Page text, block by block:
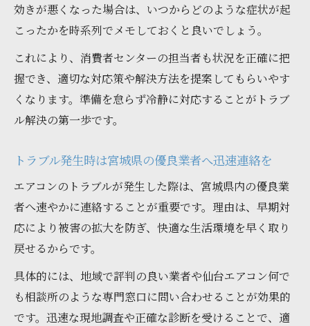
効きが悪くなった場合は、いつからどのような症状が起
こったかを時系列でメモしておくと良いでしょう。
これにより、消費者センターの担当者も状況を正確に把
握でき、適切な対応策や解決方法を提案してもらいやす
くなります。準備を怠らず冷静に対応することがトラブ
ル解決の第一歩です。
トラブル発生時は宮城県の優良業者へ迅速連絡を
エアコンのトラブルが発生した際は、宮城県内の優良業
者へ速やかに連絡することが重要です。理由は、早期対
応により被害の拡大を防ぎ、快適な生活環境を早く取り
戻せるからです。
具体的には、地域で評判の良い業者や仙台エアコン何で
も相談所のような専門窓口に問い合わせることが効果的
です。迅速な現地調査や正確な診断を受けることで、適